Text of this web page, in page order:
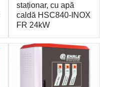
staționar, cu apă
caldă HSC840-INOX
FR 24kW